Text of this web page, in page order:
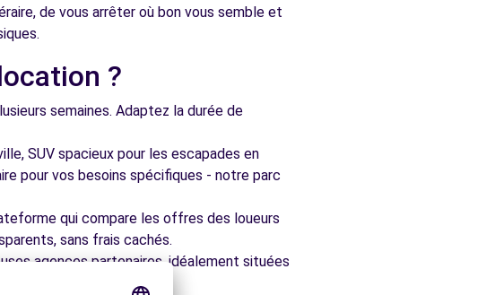
de vous arrêter où bon vous semble et
?
semaines. Adaptez la durée de
SUV spacieux pour les escapades en
pour vos besoins spécifiques - notre parc
qui compare les offres des loueurs
sans frais cachés.
agences partenaires, idéalement situées
séjour.